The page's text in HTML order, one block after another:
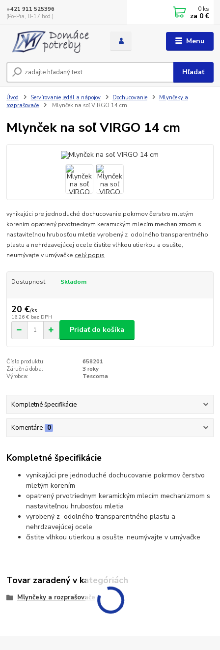
Menu
Hľadať
+421 911 525396
(Po-Pia, 8-17 hod.)
0 ks
za 0 €
Úvod Servírovanie jedál a nápojov Dochucovanie
Mlynčeky a
rozprašovače
Mlynček na soľ VIRGO 14 cm
Mlynček na soľ VIRGO 14 cm
vynikajúci pre jednoduché dochucovanie pokrmov čerstvo mletým
korením opatrený prvotriednym keramickým mlecím mechanizmom s
nastaviteľnou hrubosťou mletia vyrobený z odolného transparentného
plastu a nehrdzavejúcej ocele čistite vlhkou utierkou a osušte,
neumývajte v umývačke celý popis
Dostupnosť Skladom
20 €/ks
16,26 € bez DPH
Pridať do košíka
Číslo produktu:
658201
Záručná doba:
3 roky
Výrobca:
Tescoma
Kompletné špecifikácie
Komentáre 0
Kompletné špecifikácie
vynikajúci pre jednoduché dochucovanie pokrmov čerstvo
mletým korením
opatrený prvotriednym keramickým mlecím mechanizmom s
nastaviteľnou hrubosťou mletia
vyrobený z odolného transparentného plastu a
nehrdzavejúcej ocele
čistite vlhkou utierkou a osušte, neumývajte v umývačke
Tovar zaradený v kategóriách
Mlynčeky a rozprašovače